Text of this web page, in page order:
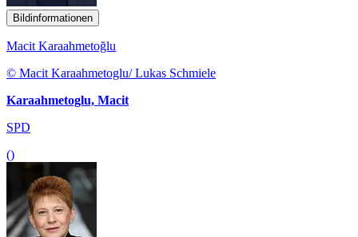
Bildinformationen
Macit Karaahmetoğlu
© Macit Karaahmetoglu/ Lukas Schmiele
Karaahmetoglu, Macit
SPD
()